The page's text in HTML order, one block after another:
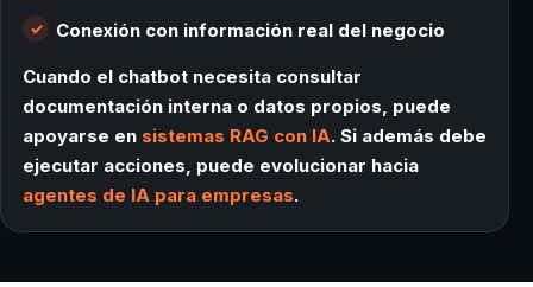
Conexión con información real del negocio
Cuando el chatbot necesita consultar
documentación interna o datos propios, puede
apoyarse en sistemas RAG con IA. Si además debe
ejecutar acciones, puede evolucionar hacia
agentes de IA para empresas.